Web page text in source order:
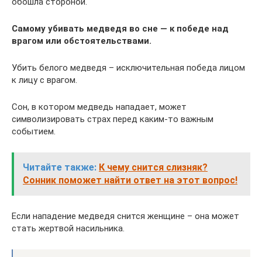
Самому убивать медведя во сне — к победе над
врагом или обстоятельствами.
Убить белого медведя – исключительная победа лицом
к лицу с врагом.
Сон, в котором медведь нападает, может
символизировать страх перед каким-то важным
событием.
Читайте также: К чему снится слизняк?
Сонник поможет найти ответ на этот вопрос!
Если нападение медведя снится женщине – она может
стать жертвой насильника.